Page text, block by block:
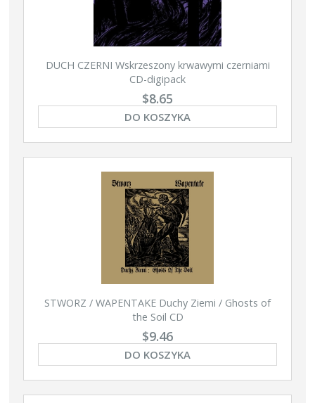
DUCH CZERNI Wskrzeszony krwawymi czerniami
CD-digipack
$8.65
DO KOSZYKA
STWORZ / WAPENTAKE Duchy Ziemi / Ghosts of
the Soil CD
$9.46
DO KOSZYKA